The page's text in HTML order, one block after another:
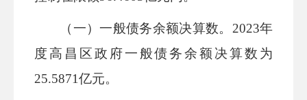
（一）一般债务余额决算数。 2023年
度高昌区 政府一般债务余额决算数为
25.5871亿元。